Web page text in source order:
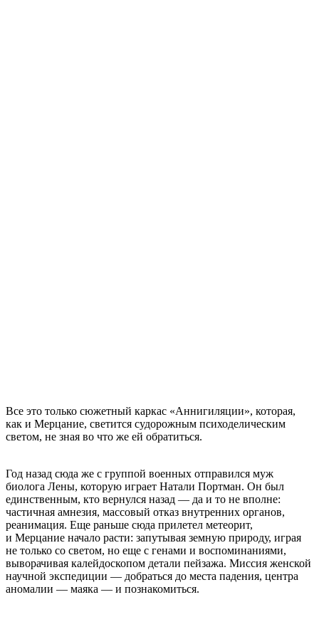
Все это только сюжетный каркас «Аннигиляции», которая,
как и Мерцание, светится судорожным психоделическим
светом, не зная во что же ей обратиться.
Год назад сюда же с группой военных отправился муж
биолога Лены, которую играет Натали Портман. Он был
единственным, кто вернулся назад — да и то не вполне:
частичная амнезия, массовый отказ внутренних органов,
реанимация. Еще раньше сюда прилетел метеорит,
и Мерцание начало расти: запутывая земную природу, играя
не только со светом, но еще с генами и воспоминаниями,
выворачивая калейдоскопом детали пейзажа. Миссия женской
научной экспедиции — добраться до места падения, центра
аномалии — маяка — и познакомиться.